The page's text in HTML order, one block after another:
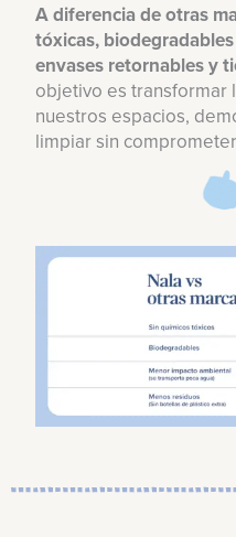
A diferencia de otras
tóxicas,
envases retornables y
objetivo es transformar
nuestros espacios,
limpiar sin